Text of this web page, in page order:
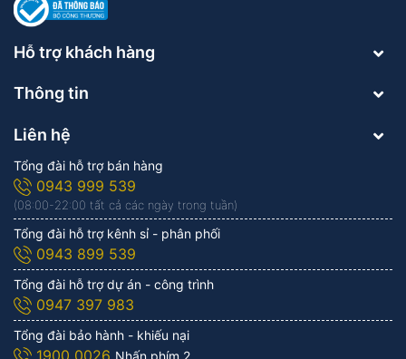
Hỗ trợ khách hàng
Thông tin
Liên hệ
Tổng đài hỗ trợ bán hàng
0943 999 539
(08:00-22:00 tất cả các ngày trong tuần)
Tổng đài hỗ trợ kênh sỉ - phân phối
0943 899 539
Tổng đài hỗ trợ dự án - công trình
0947 397 983
Tổng đài bảo hành - khiếu nại
1900 0026 Nhấn phím 2